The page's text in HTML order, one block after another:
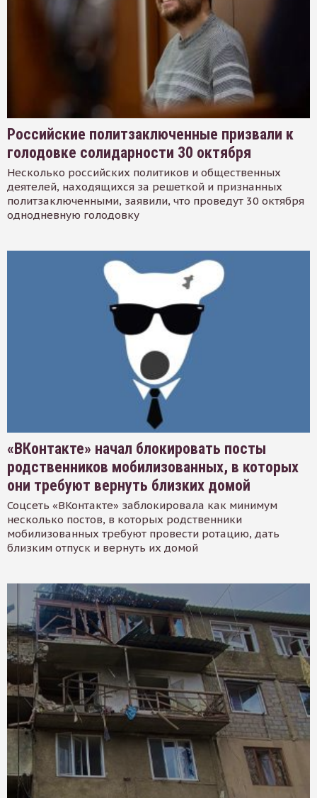
Российские политзаключенные призвали к
голодовке солидарности 30 октября
Несколько российских политиков и общественных
деятелей, находящихся за решеткой и признанных
политзаключенными, заявили, что проведут 30 октября
однодневную голодовку
«ВКонтакте» начал блокировать посты
родственников мобилизованных, в которых
они требуют вернуть близких домой
Соцсеть «ВКонтакте» заблокировала как минимум
несколько постов, в которых родственники
мобилизованных требуют провести ротацию, дать
близким отпуск и вернуть их домой